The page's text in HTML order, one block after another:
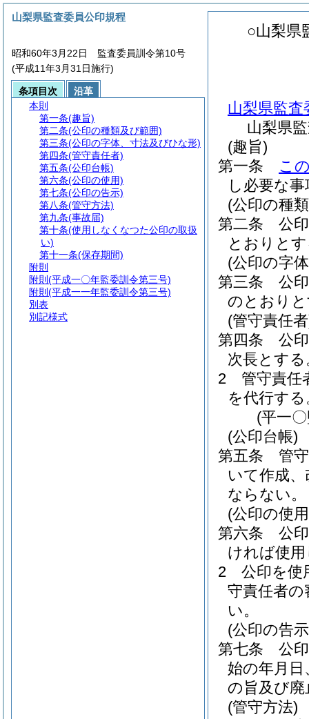
○山梨県
山梨県監査
山梨県
(趣旨)
第一条
こ
し必要な
(公印の種
第二条
公
とおりと
(公印の字
第三条
公
のとおり
(管守責任
第四条
公
次長とする
2
管守責任
を代行する
(平一
(公印台帳)
第五条
管
いて作成
ならない。
(公印の使
第六条
公
ければ使
2
公印を使
守責任者
い。
(公印の告
第七条
公
始の年月
の旨及び
(管守方法)
山梨県監査委員公印規程
昭和60年3月22日 監査委員訓令第10号
(平成11年3月31日施行)
条項目次
沿革
本則
第一条(趣旨)
第二条(公印の種類及び範囲)
第三条(公印の字体、寸法及びひな形)
第四条(管守責任者)
第五条(公印台帳)
第六条(公印の使用)
第七条(公印の告示)
第八条(管守方法)
第九条(事故届)
第十条(使用しなくなつた公印の取扱
い)
第十一条(保存期間)
附則
附則 (平成一〇年監委訓令第三号)
附則 (平成一一年監委訓令第三号)
別表
別記様式